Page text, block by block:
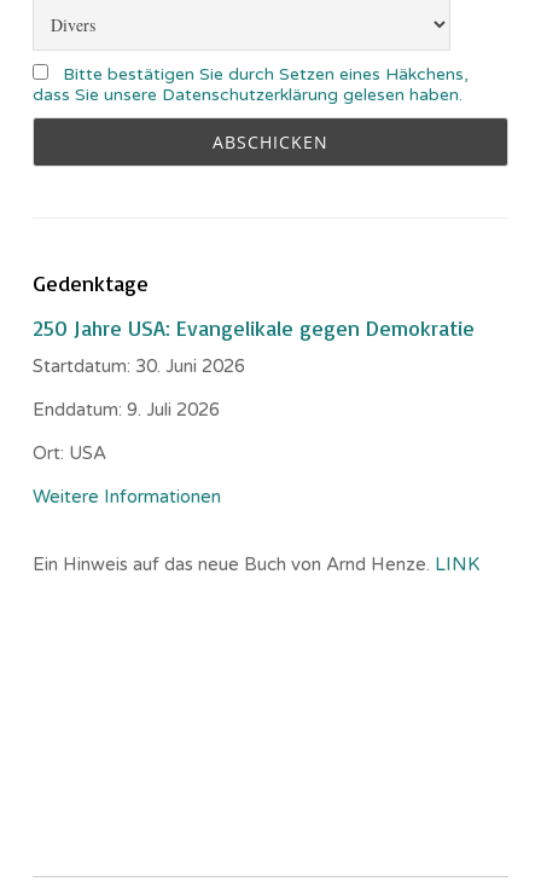
Bitte bestätigen Sie durch Setzen eines Häkchens,
dass Sie unsere Datenschutzerklärung gelesen haben.
Gedenktage
250 Jahre USA: Evangelikale gegen Demokratie
Startdatum: 30. Juni 2026
Enddatum: 9. Juli 2026
Ort: USA
Weitere Informationen
Ein Hinweis auf das neue Buch von Arnd Henze. LINK